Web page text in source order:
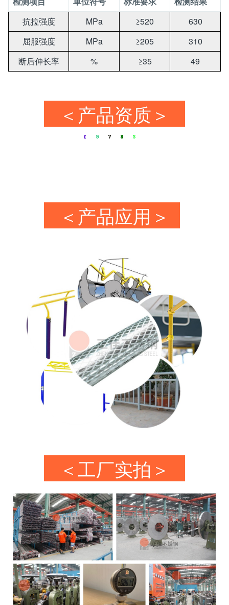
抗拉强度
MPa ≥520
630
屈服强度
MPa ≥205
310
断后伸长率
% ≥35 49
＜产品资质＞
＜产品应用＞
＜工厂实拍＞